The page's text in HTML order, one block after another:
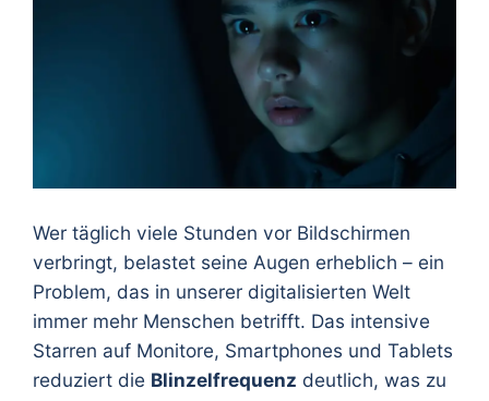
Wer täglich viele Stunden vor Bildschirmen
verbringt, belastet seine Augen erheblich – ein
Problem, das in unserer digitalisierten Welt
immer mehr Menschen betrifft. Das intensive
Starren auf Monitore, Smartphones und Tablets
reduziert die Blinzelfrequenz deutlich, was zu